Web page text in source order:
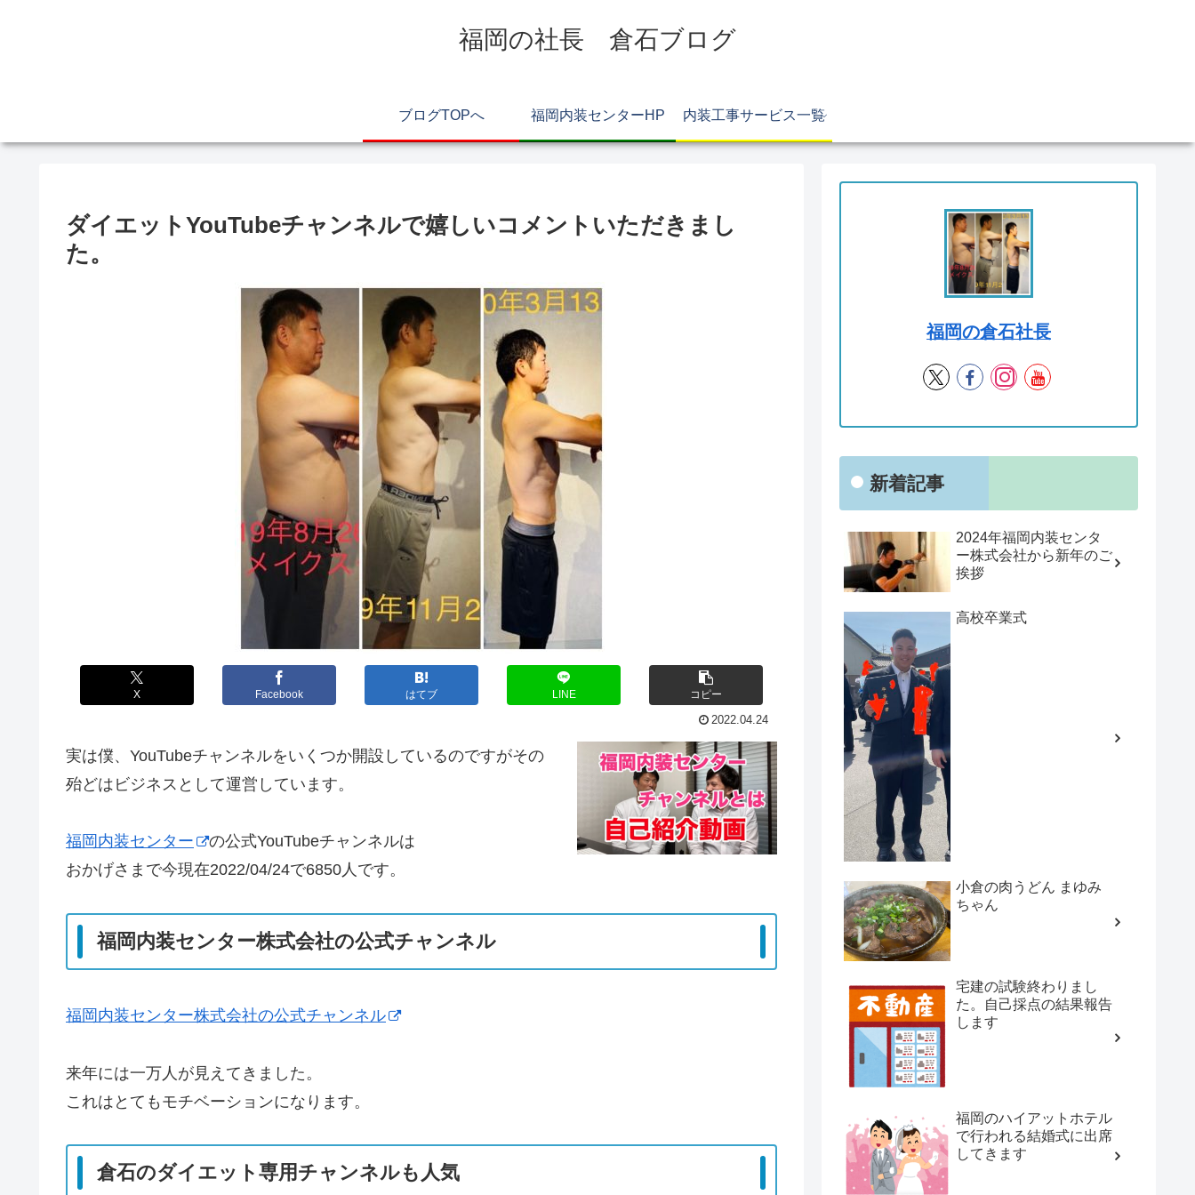
福岡の社長 倉石ブログ
ブログTOPへ 福岡内装センターHP 内装工事サービス一覧
ダイエットYouTubeチャンネルで嬉しいコメントいただきまし
た。
X Facebook はてブ LINE コピー
2022.04.24
実は僕、YouTubeチャンネルをいくつか開設しているのですがその
殆どはビジネスとして運営しています。
福岡内装センター
の公式YouTubeチャンネルは
おかげさまで今現在2022/04/24で6850人です。
福岡内装センター株式会社の公式チャンネル
福岡内装センター株式会社の公式チャンネル
来年には一万人が見えてきました。
これはとてもモチベーションになります。
倉石のダイエット専用チャンネルも人気
福岡の倉石社長
新着記事
2024年福岡内装センタ
ー株式会社から新年のご
挨拶
高校卒業式
小倉の肉うどん まゆみ
ちゃん
宅建の試験終わりまし
た。自己採点の結果報告
します
福岡のハイアットホテル
で行われる結婚式に出席
してきます